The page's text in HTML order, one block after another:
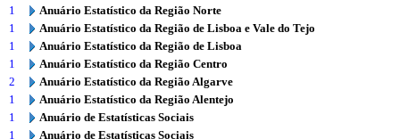
1
Anuário Estatístico da Região Norte
1
Anuário Estatístico da Região de Lisboa e Vale do Tejo
1
Anuário Estatístico da Região de Lisboa
1
Anuário Estatístico da Região Centro
2
Anuário Estatístico da Região Algarve
1
Anuário Estatístico da Região Alentejo
1
Anuário de Estatísticas Sociais
1
Anuário de Estatísticas Sociais